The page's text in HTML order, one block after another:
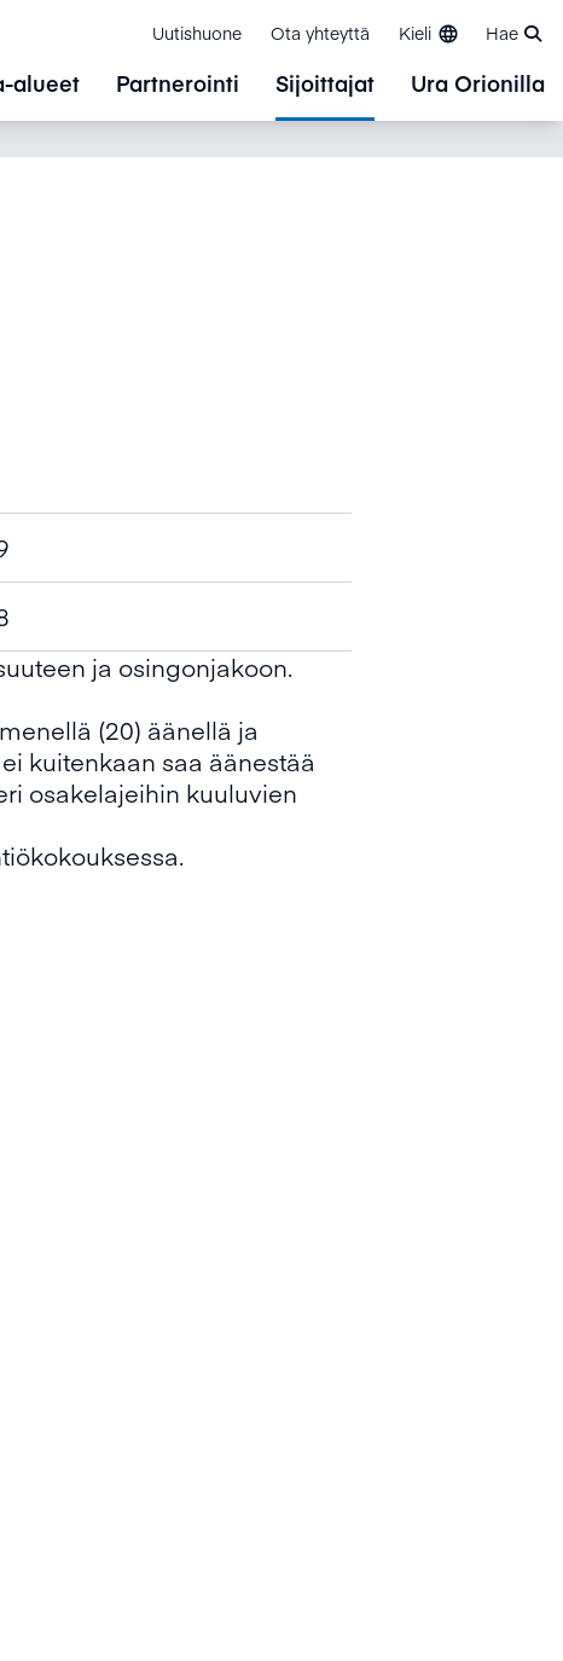
Uutishuone Ota yhteyttä Kieli Hae
alueet Partnerointi Sijoittajat Ura Orionilla
ja osingonjakoon.
(20) äänellä ja
kuitenkaan saa äänestää
osakelajeihin kuuluvien